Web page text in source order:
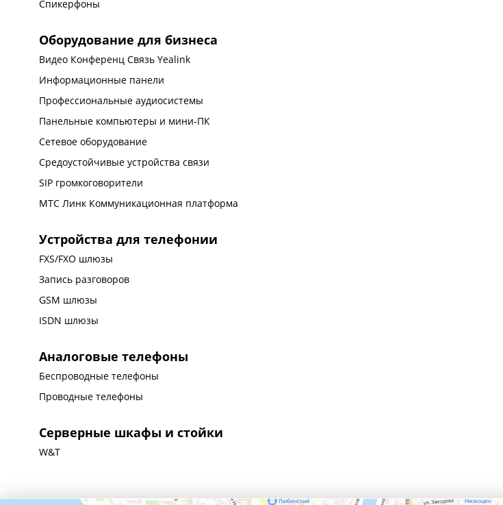
Спикерфоны
Оборудование для бизнеса
Видео Конференц Связь Yealink
Информационные панели
Профессиональные аудиосистемы
Панельные компьютеры и мини-ПК
Сетевое оборудование
Средоустойчивые устройства связи
SIP громкоговорители
МТС Линк Коммуникационная платформа
Устройства для телефонии
FXS/FXO шлюзы
Запись разговоров
GSM шлюзы
ISDN шлюзы
Аналоговые телефоны
Беспроводные телефоны
Проводные телефоны
Серверные шкафы и стойки
W&T